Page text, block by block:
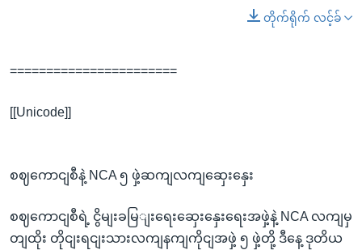
တိုက်ရိုက် လင့်ခ်
=======================
[[Unicode]]
စဈကောငျစီနဲ့ NCA ၅ ဖှဲ့ဆကျလကျဆှေးနှေး
စဈကောငျစီရဲ့ ငွိမျးခမြျးရေးဆှေးနှေးရေးအဖှဲ့နဲ့ NCA လကျမှ
တျထိုး တိုငျးရငျးသားလကျနကျကိုငျအဖှဲ့ ၅ ဖှဲ့တို့ ဒီနေ့ ဒုတိယ